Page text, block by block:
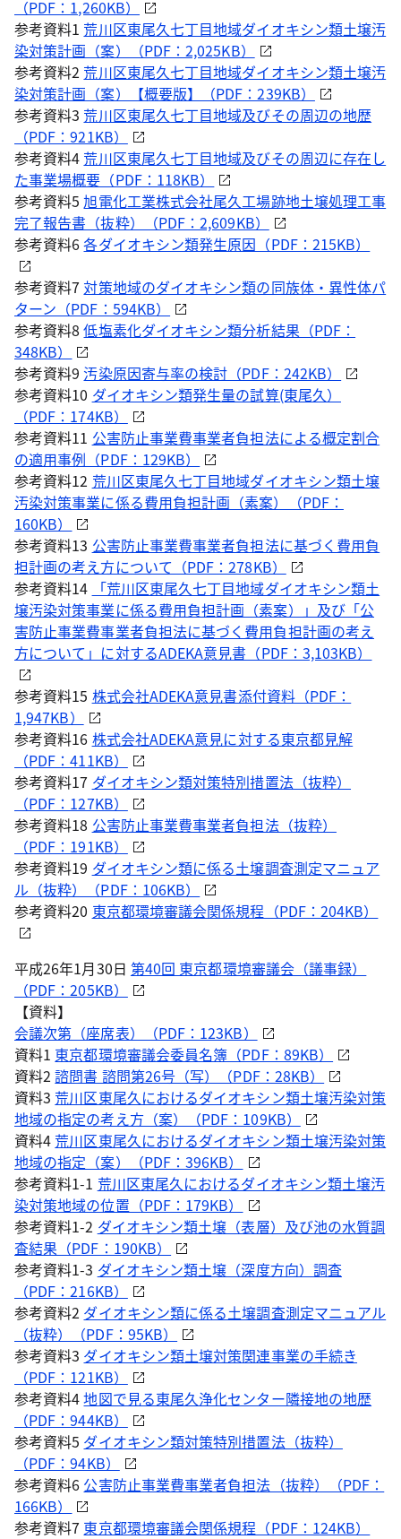
（PDF：1,260KB）
参考資料1 荒川区東尾久七丁目地域ダイオキシン類土壌汚
染対策計画（案）（PDF：2,025KB）
参考資料2 荒川区東尾久七丁目地域ダイオキシン類土壌汚
染対策計画（案）【概要版】（PDF：239KB）
参考資料3 荒川区東尾久七丁目地域及びその周辺の地歴
（PDF：921KB）
参考資料4 荒川区東尾久七丁目地域及びその周辺に存在し
た事業場概要（PDF：118KB）
参考資料5旭電化工業株式会社尾久工場跡地土壌処理工事
完了報告書（抜粋）（PDF：2,609KB）
参考資料6各ダイオキシン類発生原因（PDF：215KB）
参考資料7 対策地域のダイオキシン類の同族体・異性体パ
ターン（PDF：594KB）
参考資料8低塩素化ダイオキシン類分析結果（PDF：
348KB）
参考資料9汚染原因寄与率の検討（PDF：242KB）
参考資料10 ダイオキシン類発生量の試算(東尾久）
（PDF：174KB）
参考資料11 公害防止事業費事業者負担法による概定割合
の適用事例（PDF：129KB）
参考資料12 荒川区東尾久七丁目地域ダイオキシン類土壌
汚染対策事業に係る費用負担計画（素案）（PDF：
160KB）
参考資料13 公害防止事業費事業者負担法に基づく費用負
担計画の考え方について（PDF：278KB）
参考資料14
「荒川区東尾久七丁目地域ダイオキシン類土
壌汚染対策事業に係る費用負担計画（素案）」及び「公
害防止事業費事業者負担法に基づく費用負担計画の考え
方について」に対するADEKA意見書（PDF：3,103KB）
参考資料15 株式会社ADEKA意見書添付資料（PDF：
1,947KB）
参考資料16 株式会社ADEKA意見に対する東京都見解
（PDF：411KB）
参考資料17 ダイオキシン類対策特別措置法（抜粋）
（PDF：127KB）
参考資料18 公害防止事業費事業者負担法（抜粋）
（PDF：191KB）
参考資料19 ダイオキシン類に係る土壌調査測定マニュア
ル（抜粋）（PDF：106KB）
参考資料20 東京都環境審議会関係規程（PDF：204KB）
平成26年1月30日 第40回 東京都環境審議会（議事録）
（PDF：205KB）
【資料】
会議次第（座席表）（PDF：123KB）
資料1 東京都環境審議会委員名簿（PDF：89KB）
資料2諮問書 諮問第26号（写）（PDF：28KB）
資料3 荒川区東尾久におけるダイオキシン類土壌汚染対策
地域の指定の考え方（案）（PDF：109KB）
資料4 荒川区東尾久におけるダイオキシン類土壌汚染対策
地域の指定（案）（PDF：396KB）
参考資料1-1 荒川区東尾久におけるダイオキシン類土壌汚
染対策地域の位置（PDF：179KB）
参考資料1-2 ダイオキシン類土壌（表層）及び池の水質調
査結果（PDF：190KB）
参考資料1-3 ダイオキシン類土壌（深度方向）調査
（PDF：216KB）
参考資料2 ダイオキシン類に係る土壌調査測定マニュアル
（抜粋）（PDF：95KB）
参考資料3 ダイオキシン類土壌対策関連事業の手続き
（PDF：121KB）
参考資料4地図で見る東尾久浄化センター隣接地の地歴
（PDF：944KB）
参考資料5 ダイオキシン類対策特別措置法（抜粋）
（PDF：94KB）
参考資料6 公害防止事業費事業者負担法（抜粋）（PDF：
166KB）
参考資料7 東京都環境審議会関係規程（PDF：124KB）